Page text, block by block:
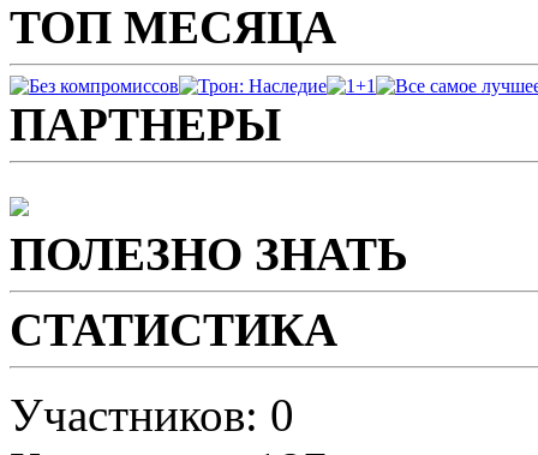
ТОП МЕСЯЦА
ПАРТНЕРЫ
ПОЛЕЗНО ЗНАТЬ
СТАТИСТИКА
Участников: 0